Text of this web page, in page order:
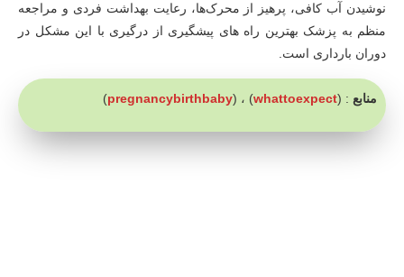
نوشیدن آب کافی، پرهیز از محرک‌ها، رعایت بهداشت فردی و مراجعه
منظم به پزشک بهترین راه های پیشگیری از درگیری با این مشکل در
دوران بارداری است.
منابع : (
whattoexpect) ، (pregnancybirthbaby
)